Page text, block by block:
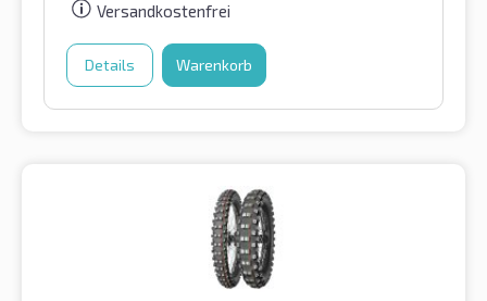
Versandkostenfrei
Details Warenkorb